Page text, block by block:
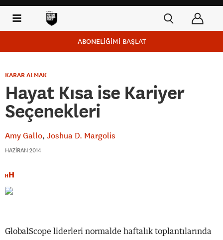
ABONELİĞİMİ BAŞLAT
KARAR ALMAK
Hayat Kısa ise Kariyer
Seçenekleri
Amy Gallo Joshua D. Margolis
HAZIRAN 2014
GlobalScope liderleri normalde haftalık toplantılarında